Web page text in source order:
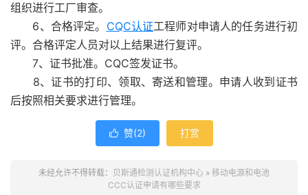
组织进行工厂审查。
6、合格评定。 CQC认证工程师对申请人的任务进行初
评。合格评定人员对以上结果进行复评。
7、证书批准。CQC签发证书。
8、证书的打印、领取、寄送和管理。申请人收到证书
后按照相关要求进行管理。
 赞(2) 打赏
未经允许不得转载： 贝斯通检测认证机构中心 » 移动电源和电池
CCC认证申请有哪些要求